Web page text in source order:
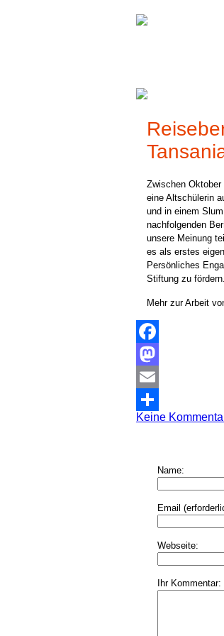
Aus unserer
Zwischen Oktober
eine Altschülerin
und in einem
nachfolgenden
unsere Meinung
es als erstes
Persönliches
Stiftung zu fördern.
Mehr zur Arbeit
Facebook
Mastodon
Email
Teilen
Keine
Name:
Email
Webseite:
Ihr Kommentar: